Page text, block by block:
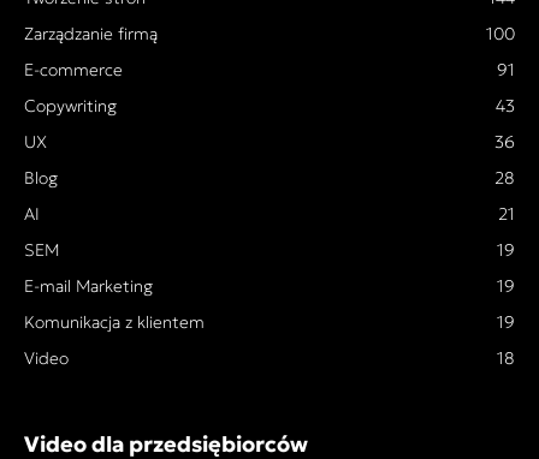
Zarządzanie firmą
100
E-commerce
91
Copywriting
43
UX
36
Blog
28
AI
21
SEM
19
E-mail Marketing
19
Komunikacja z klientem
19
Video
18
Video dla przedsiębiorców